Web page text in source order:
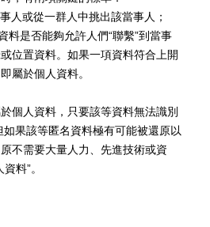
人或從一群人中挑出該當事人；
料是否能夠允許人們“聯繫”到當事
位置資料。如果一項資料符合上開
屬於個人資料。
個人資料，只要該等資料無法識別
果該等匿名資料極有可能被還原以
不需要大量人力、先進技術或資
資料”。